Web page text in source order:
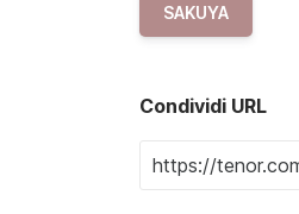
SAKUYA
Condividi URL